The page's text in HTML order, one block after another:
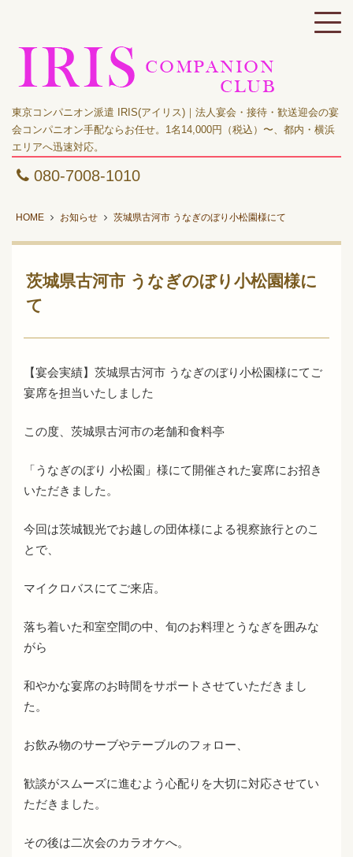
東京コンパニオン派遣 IRIS(アイリス)｜法人宴会・接待・歓送迎会の宴
会コンパニオン手配ならお任せ。1名14,000円（税込）〜、都内・横浜
エリアへ迅速対応。
080-7008-1010
HOME お知らせ 茨城県古河市 うなぎのぼり小松園様にて
茨城県古河市 うなぎのぼり小松園様に
て
【宴会実績】茨城県古河市 うなぎのぼり小松園様にてご
宴席を担当いたしました
この度、茨城県古河市の老舗和食料亭
「うなぎのぼり 小松園」様にて開催された宴席にお招き
いただきました。
今回は茨城観光でお越しの団体様による視察旅行とのこ
とで、
マイクロバスにてご来店。
落ち着いた和室空間の中、旬のお料理とうなぎを囲みな
がら
和やかな宴席のお時間をサポートさせていただきまし
た。
お飲み物のサーブやテーブルのフォロー、
歓談がスムーズに進むよう心配りを大切に対応させてい
ただきました。
その後は二次会のカラオケへ。